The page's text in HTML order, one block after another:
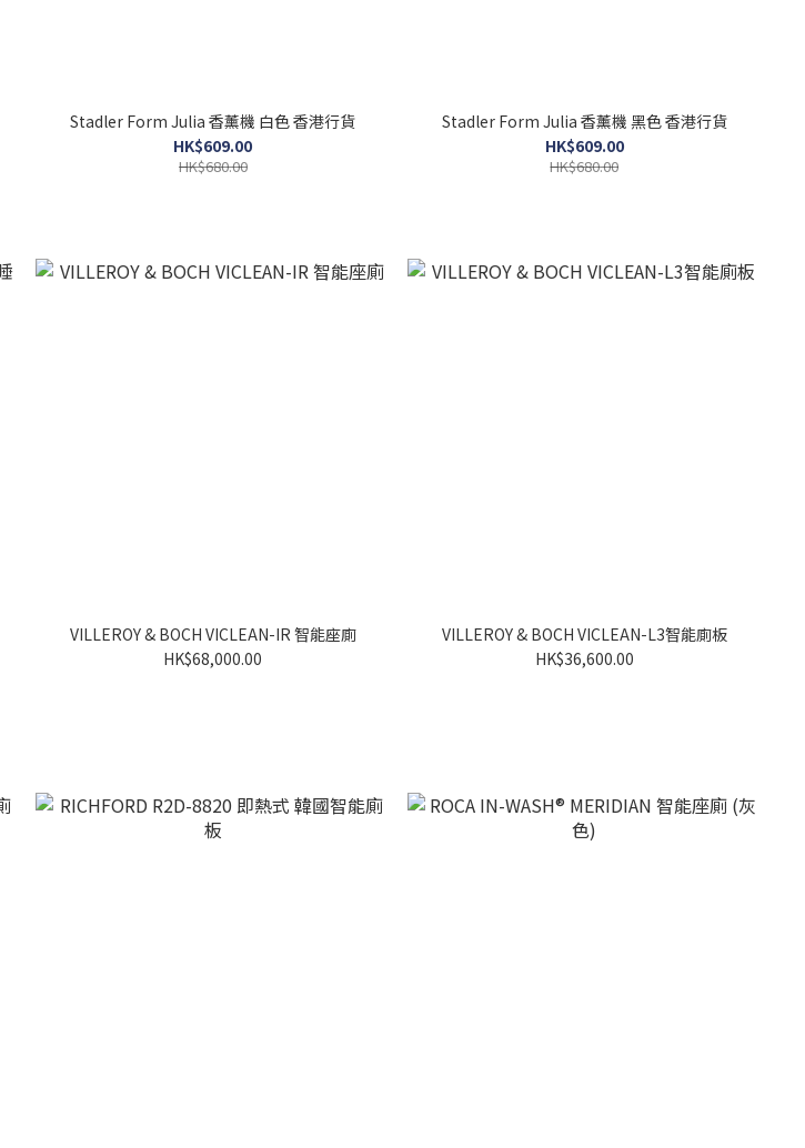
Stadler Form Julia 香薰機 白色 香港行貨
HK$609.00
HK$680.00
Stadler Form Julia 香薰機 黑色 香港行貨
HK$609.00
HK$680.00
VILLEROY & BOCH VICLEAN-IR 智能座廁
HK$68,000.00
VILLEROY & BOCH VICLEAN-L3智能廁板
HK$36,600.00